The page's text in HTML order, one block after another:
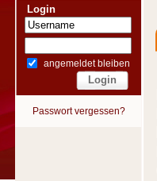
Login
angemeldet bleiben
Passwort vergessen?